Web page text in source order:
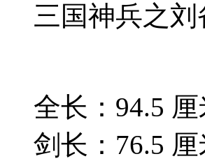
三国神兵之刘
全长：94.5 厘
剑长：76.5 厘